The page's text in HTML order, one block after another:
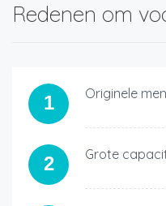
Redenen om
1 Originele
2 Grote